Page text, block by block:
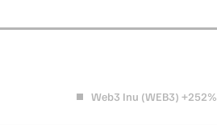
Web3 Inu (WEB3) +252%